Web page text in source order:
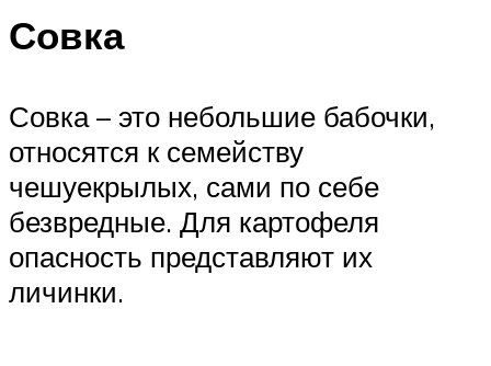
Совка
Совка – это небольшие бабочки,
относятся к семейству
чешуекрылых, сами по себе
безвредные. Для картофеля
опасность представляют их
личинки.